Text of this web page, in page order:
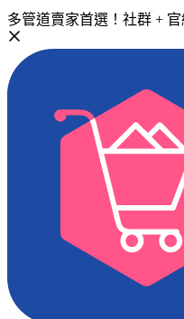
多管道賣家首選！社群 +